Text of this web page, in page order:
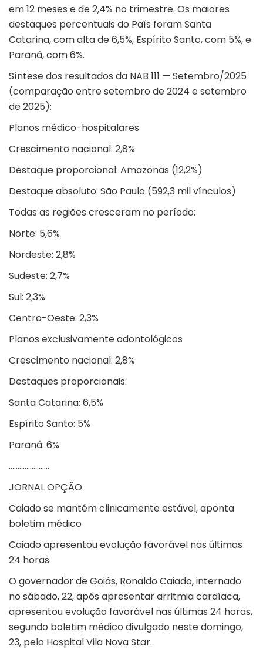
em 12 meses e de 2,4% no trimestre. Os maiores
destaques percentuais do País foram Santa
Catarina, com alta de 6,5%, Espírito Santo, com 5%, e
Paraná, com 6%.
Síntese dos resultados da NAB 111 — Setembro/2025
(comparação entre setembro de 2024 e setembro
de 2025):
Planos médico-hospitalares
Crescimento nacional: 2,8%
Destaque proporcional: Amazonas (12,2%)
Destaque absoluto: São Paulo (592,3 mil vínculos)
Todas as regiões cresceram no período:
Norte: 5,6%
Nordeste: 2,8%
Sudeste: 2,7%
Sul: 2,3%
Centro-Oeste: 2,3%
Planos exclusivamente odontológicos
Crescimento nacional: 2,8%
Destaques proporcionais:
Santa Catarina: 6,5%
Espírito Santo: 5%
Paraná: 6%
…………………..
JORNAL OPÇÃO
Caiado se mantém clinicamente estável, aponta
boletim médico
Caiado apresentou evolução favorável nas últimas
24 horas
O governador de Goiás, Ronaldo Caiado, internado
no sábado, 22, após apresentar arritmia cardíaca,
apresentou evolução favorável nas últimas 24 horas,
segundo boletim médico divulgado neste domingo,
23, pelo Hospital Vila Nova Star.